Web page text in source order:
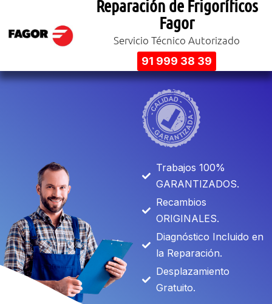
Reparación de Frigoríficos
Fagor
Servicio Técnico Autorizado
91 999 38 39
Trabajos 100%
GARANTIZADOS.
Recambios
ORIGINALES.
Diagnóstico Incluido en
la Reparación.
Desplazamiento
Gratuito.